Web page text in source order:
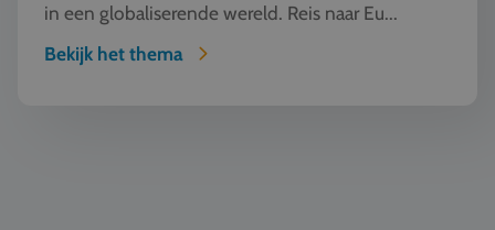
in een globaliserende wereld. Reis naar Eu...
Bekijk het thema